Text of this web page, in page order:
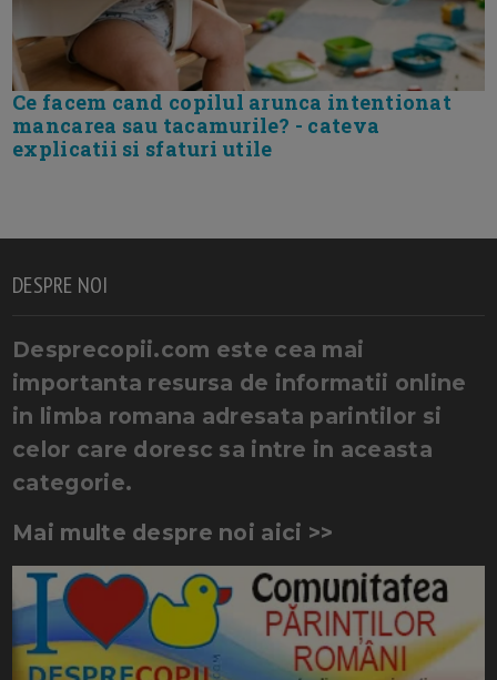
Ce facem cand copilul arunca intentionat
mancarea sau tacamurile? - cateva
explicatii si sfaturi utile
DESPRE NOI
Desprecopii.com este cea mai
importanta resursa de informatii online
in limba romana adresata parintilor si
celor care doresc sa intre in aceasta
categorie.
Mai multe despre noi aici >>